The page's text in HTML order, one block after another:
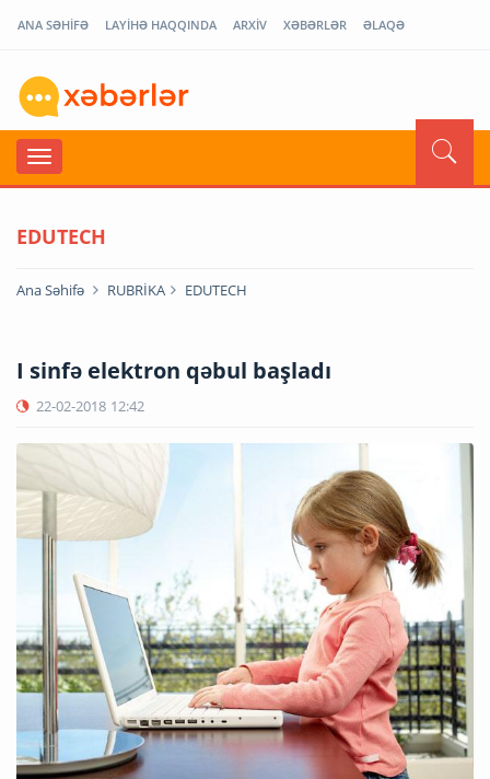
ANA SƏHİFƏ LAYİHƏ HAQQINDA ARXİV XƏBƏRLƏR ƏLAQƏ
EDUTECH
Ana Səhifə RUBRİKA EDUTECH
I sinfə elektron qəbul başladı
22-02-2018 12:42